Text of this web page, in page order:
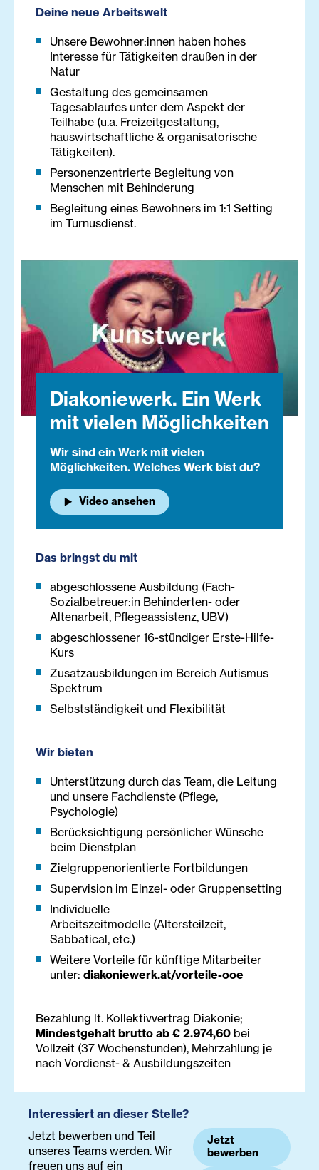
Deine neue Arbeitswelt
Unsere Bewohner:innen haben hohes
Interesse für Tätigkeiten draußen in der
Natur
Gestaltung des gemeinsamen
Tagesablaufes unter dem Aspekt der
Teilhabe (u.a. Freizeitgestaltung,
hauswirtschaftliche & organisatorische
Tätigkeiten).
Personenzentrierte Begleitung von
Menschen mit Behinderung
Begleitung eines Bewohners im 1:1 Setting
im Turnusdienst.
Diakoniewerk. Ein Werk
mit vielen Möglichkeiten
Wir sind ein Werk mit vielen
Möglichkeiten. Welches Werk bist du?
Video ansehen
Das bringst du mit
abgeschlossene Ausbildung (Fach-
Sozialbetreuer:in Behinderten- oder
Altenarbeit, Pflegeassistenz, UBV)
abgeschlossener 16-stündiger Erste-Hilfe-
Kurs
Zusatzausbildungen im Bereich Autismus
Spektrum
Selbstständigkeit und Flexibilität
Wir bieten
Unterstützung durch das Team, die Leitung
und unsere Fachdienste (Pflege,
Psychologie)
Berücksichtigung persönlicher Wünsche
beim Dienstplan
Zielgruppenorientierte Fortbildungen
Supervision im Einzel- oder Gruppensetting
Individuelle
Arbeitszeitmodelle (Altersteilzeit,
Sabbatical, etc.)
Weitere Vorteile für künftige Mitarbeiter
unter: diakoniewerk.at/vorteile-ooe
Bezahlung lt. Kollektivvertrag Diakonie;
Mindestgehalt brutto ab € 2.974,60 bei
Vollzeit (37 Wochenstunden), Mehrzahlung je
nach Vordienst- & Ausbildungszeiten
Interessiert an dieser Stelle?
Jetzt bewerben und Teil
unseres Teams werden. Wir
freuen uns auf ein
Jetzt
bewerben